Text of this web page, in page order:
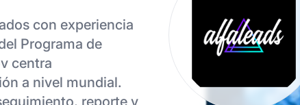
con experiencia
Programa de
centra
a nivel mundial.
reporte y